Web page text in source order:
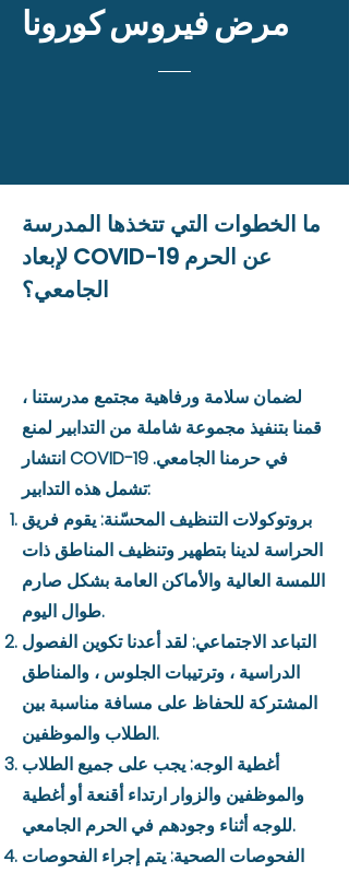
مرض فيروس كورونا
ما الخطوات التي تتخذها المدرسة
لإبعاد COVID-19 عن الحرم
الجامعي؟
لضمان سلامة ورفاهية مجتمع مدرستنا ،
قمنا بتنفيذ مجموعة شاملة من التدابير لمنع
انتشار COVID-19 في حرمنا الجامعي.
تشمل هذه التدابير:
بروتوكولات التنظيف المحسّنة: يقوم فريق
الحراسة لدينا بتطهير وتنظيف المناطق ذات
اللمسة العالية والأماكن العامة بشكل صارم
طوال اليوم.
التباعد الاجتماعي: لقد أعدنا تكوين الفصول
الدراسية ، وترتيبات الجلوس ، والمناطق
المشتركة للحفاظ على مسافة مناسبة بين
الطلاب والموظفين.
أغطية الوجه: يجب على جميع الطلاب
والموظفين والزوار ارتداء أقنعة أو أغطية
للوجه أثناء وجودهم في الحرم الجامعي.
الفحوصات الصحية: يتم إجراء الفحوصات